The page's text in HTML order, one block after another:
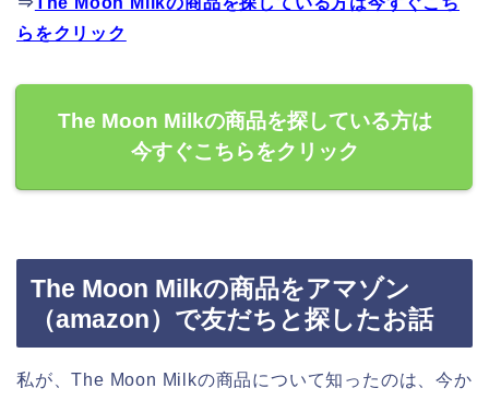
らをクリック
The Moon Milkの商品を探している方は
今すぐこちらをクリック
The Moon Milkの商品をアマゾン
（amazon）で友だちと探したお話
私が、The Moon Milkの商品について知ったのは、今か